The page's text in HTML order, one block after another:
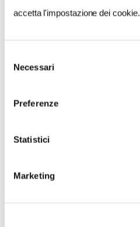
accetta l'impostazione dei cookie.
delNecessari
Preferenze
Statistici
Marketing